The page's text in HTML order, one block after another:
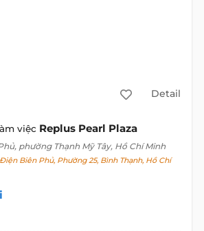
Detail
việc Replus Pearl Plaza
, phường Thạnh Mỹ Tây, Hồ Chí Minh
Biên Phủ, Phường 25, Bình Thạnh, Hồ Chí